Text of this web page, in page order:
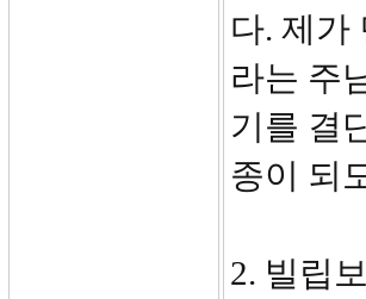
다. 제가
라는 주
기를 결
종이 되
2. 빌립